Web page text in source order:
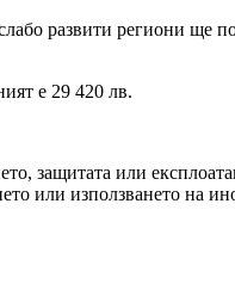
развити региони ще
е 29 420 лв.
защитата или
или използването на